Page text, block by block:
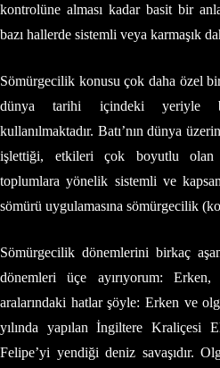
kontrolüne alması kadar basit bir
bazı hallerde sistemli veya karmaşık
Sömürgecilik konusu çok daha özel
dünya tarihi içindeki yeriyle
kullanılmaktadır. Batı’nın dünya
işlettiği, etkileri çok boyutlu olan
toplumlara yönelik sistemli ve
sömürü uygulamasına sömürgecilik
Sömürgecilik dönemlerini birkaç
dönemleri üçe ayırıyorum:
aralarındaki hatlar şöyle: Erken ve
yılında yapılan İngiltere Kraliçesi
Felipe’yi yendiği deniz savaşıdır.